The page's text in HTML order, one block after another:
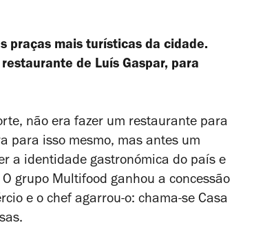
praças mais turísticas da cidade.
de Luís Gaspar, para
não era fazer um restaurante para
para isso mesmo, mas antes um
a identidade gastronómica do país e
grupo Multifood ganhou a concessão
e o chef agarrou-o: chama-se Casa